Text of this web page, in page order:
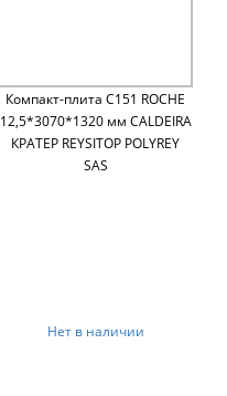
Компакт-плита C151 ROCHE
12,5*3070*1320 мм CALDEIRA
КРАТЕР REYSITOP POLYREY
SAS
Нет в наличии